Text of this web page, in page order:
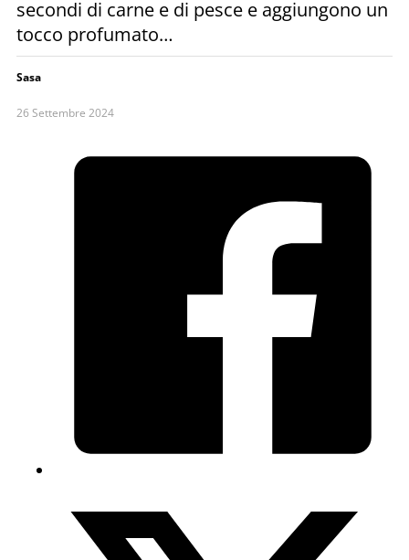
secondi di carne e di pesce e aggiungono un
tocco profumato…
Sasa
26 Settembre 2024